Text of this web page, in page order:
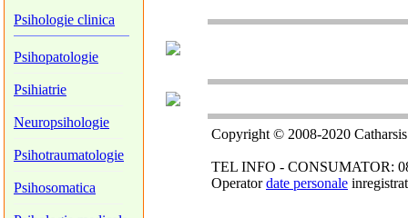
Psihologie clinica
Psihopatologie
Psihiatrie
Neuropsihologie
Psihotraumatologie
Psihosomatica
Copyright © 2008-2020
TEL INFO - CONSUMATOR:
Operatordate personale